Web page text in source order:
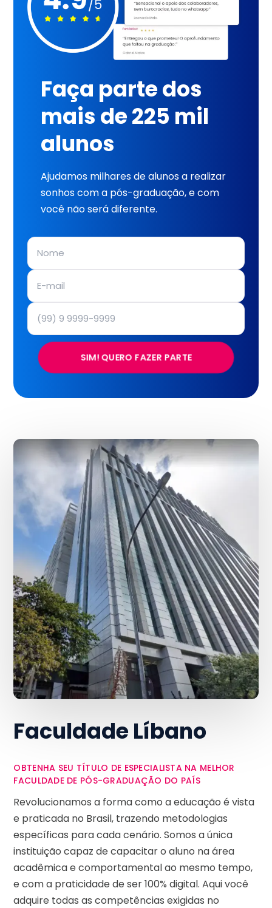
Faça parte dos
mais de 225 mil
alunos
Ajudamos milhares de alunos a realizar
sonhos com a pós-graduação, e com
você não será diferente.
SIM! QUERO FAZER PARTE
Faculdade Líbano
OBTENHA SEU TÍTULO DE ESPECIALISTA NA MELHOR
FACULDADE DE PÓS-GRADUAÇÃO DO PAÍS
Revolucionamos a forma como a educação é vista
e praticada no Brasil, trazendo metodologias
específicas para cada cenário. Somos a única
instituição capaz de capacitar o aluno na área
acadêmica e comportamental ao mesmo tempo,
e com a praticidade de ser 100% digital. Aqui você
adquire todas as competências exigidas no